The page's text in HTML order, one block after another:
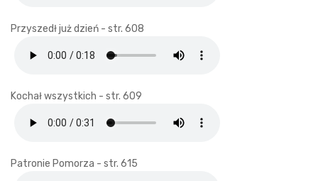
Przyszedł już dzień - str. 608
Kochał wszystkich - str. 609
Patronie Pomorza - str. 615